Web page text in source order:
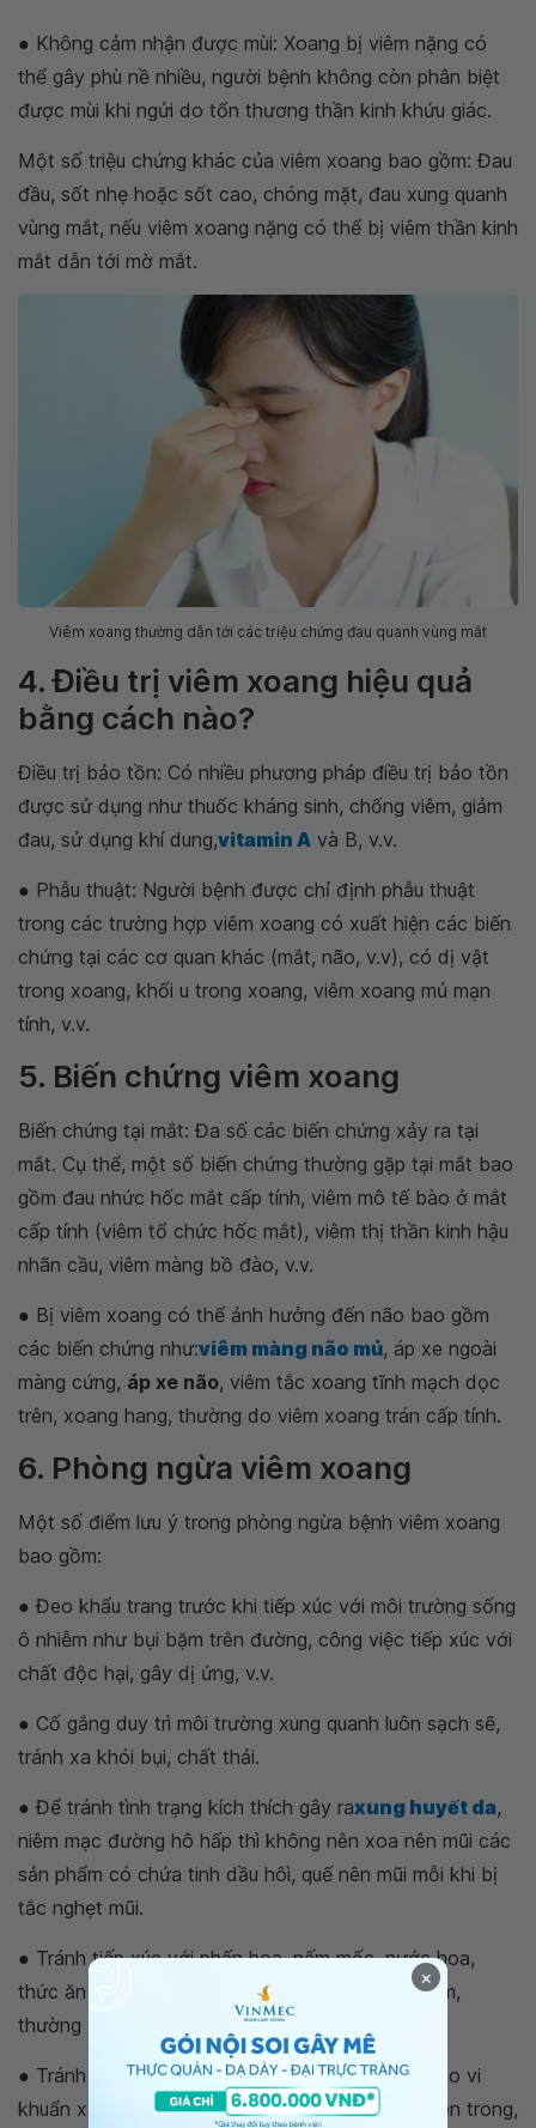
● Không cảm nhận được mùi: Xoang bị viêm nặng có
thể gây phù nề nhiều, người bệnh không còn phân biệt
được mùi khi ngửi do tổn thương thần kinh khứu giác.
Một số triệu chứng khác của viêm xoang bao gồm: Đau
đầu, sốt nhẹ hoặc sốt cao, chóng mặt, đau xung quanh
vùng mắt, nếu viêm xoang nặng có thể bị viêm thần kinh
mắt dẫn tới mờ mắt.
Viêm xoang thường dẫn tới các triệu chứng đau quanh vùng mắt
4. Điều trị viêm xoang hiệu quả
bằng cách nào?
Điều trị bảo tồn: Có nhiều phương pháp điều trị bảo tồn
được sử dụng như thuốc kháng sinh, chống viêm, giảm
đau, sử dụng khí dung,vitamin A và B, v.v.
● Phẫu thuật: Người bệnh được chỉ định phẫu thuật
trong các trường hợp viêm xoang có xuất hiện các biến
chứng tại các cơ quan khác (mắt, não, v.v), có dị vật
trong xoang, khối u trong xoang, viêm xoang mủ mạn
tính, v.v.
5. Biến chứng viêm xoang
Biến chứng tại mắt: Đa số các biến chứng xảy ra tại
mắt. Cụ thể, một số biến chứng thường gặp tại mắt bao
gồm đau nhức hốc mắt cấp tính, viêm mô tế bào ở mắt
cấp tính (viêm tổ chức hốc mắt), viêm thị thần kinh hậu
nhãn cầu, viêm màng bồ đào, v.v.
● Bị viêm xoang có thể ảnh hưởng đến não bao gồm
các biến chứng như:viêm màng não mủ, áp xe ngoài
màng cứng, áp xe não, viêm tắc xoang tĩnh mạch dọc
trên, xoang hang, thường do viêm xoang trán cấp tính.
6. Phòng ngừa viêm xoang
Một số điểm lưu ý trong phòng ngừa bệnh viêm xoang
bao gồm:
● Đeo khẩu trang trước khi tiếp xúc với môi trường sống
ô nhiễm như bụi bặm trên đường, công việc tiếp xúc với
chất độc hại, gây dị ứng, v.v.
● Cố gắng duy trì môi trường xung quanh luôn sạch sẽ,
tránh xa khói bụi, chất thải.
● Để tránh tình trạng kích thích gây raxung huyết da,
niêm mạc đường hô hấp thì không nên xoa nên mũi các
sản phẩm có chứa tinh dầu hôì, quế nên mũi mỗi khi bị
tắc nghẹt mũi.
● Tránh tiếp xúc với phấn hoa, nấm mốc, nước hoa,
thức ăn lạ, nhiều gia vị với những người nhạy cảm,
thường xuyên bị dị ứng.
● Tránh để nước vào tai và mũi, tạo điều kiện cho vi
khuẩn xâm nhập gây tổn thương các cơ quan bên trong,
×